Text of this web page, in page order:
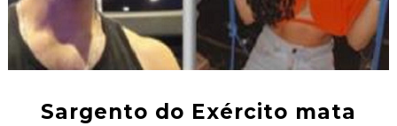
Sargento do Exército mata